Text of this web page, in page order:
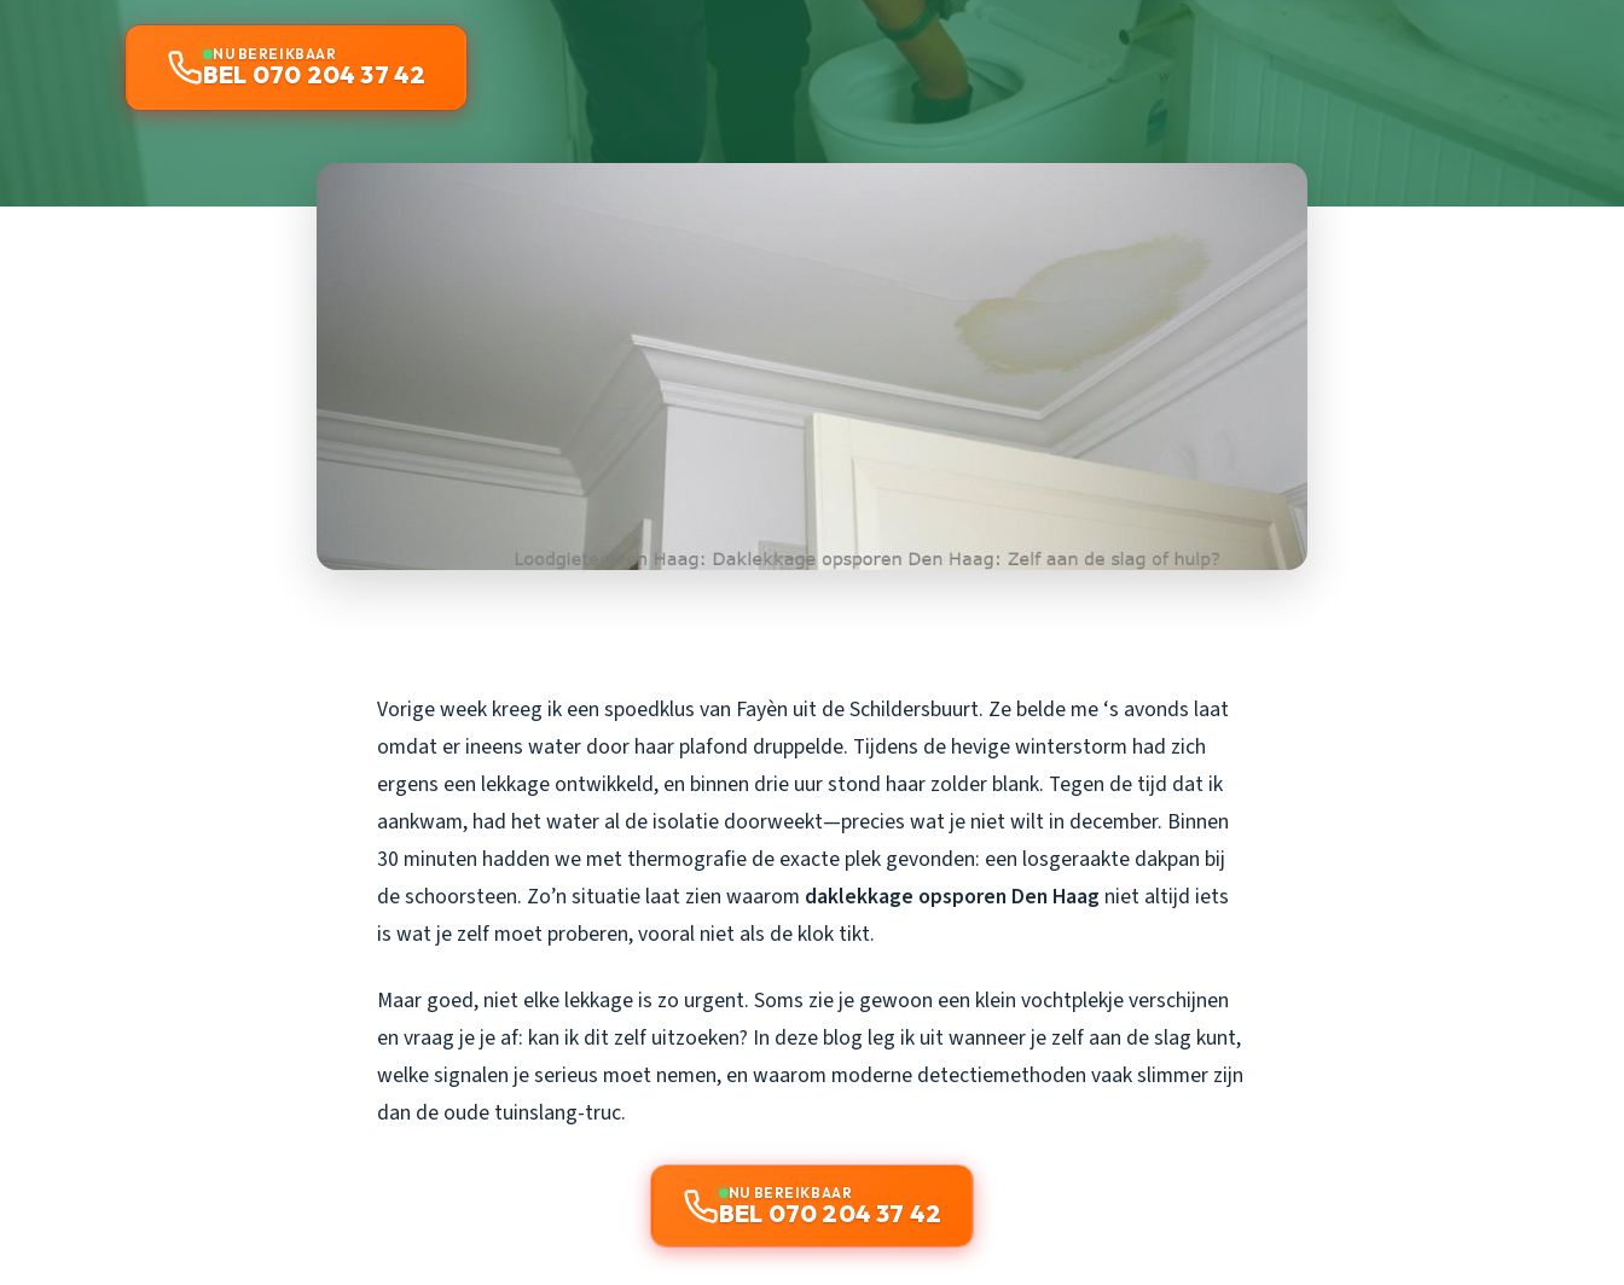
NU BEREIKBAAR
BEL 070 204 37 42
Vorige week kreeg ik een spoedklus van Fayèn uit de Schildersbuurt. Ze belde me ‘s avonds laat
omdat er ineens water door haar plafond druppelde. Tijdens de hevige winterstorm had zich
ergens een lekkage ontwikkeld, en binnen drie uur stond haar zolder blank. Tegen de tijd dat ik
aankwam, had het water al de isolatie doorweekt—precies wat je nietwilt in december. Binnen
30 minuten hadden we met thermografie de exacte plek gevonden: een losgeraakte dakpan bij
de schoorsteen. Zo’n situatie laat zien waarom daklekkage opsporen Den Haag niet altijd iets
is wat je zelf moet proberen, vooral niet als de klok tikt.
Maar goed, niet elke lekkage is zo urgent. Soms zie je gewoon een klein vochtplekje verschijnen
en vraag je je af: kan ik dit zelf uitzoeken? In deze blog leg ik uit wanneer je zelf aan de slag kunt,
welke signalen je serieus moet nemen, en waarom moderne detectiemethoden vaak slimmer zijn
dan de oude tuinslang-truc.
NU BEREIKBAAR
BEL 070 204 37 42